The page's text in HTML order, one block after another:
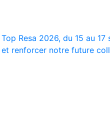
Resa 2026, du 15 au
renforcer notre future